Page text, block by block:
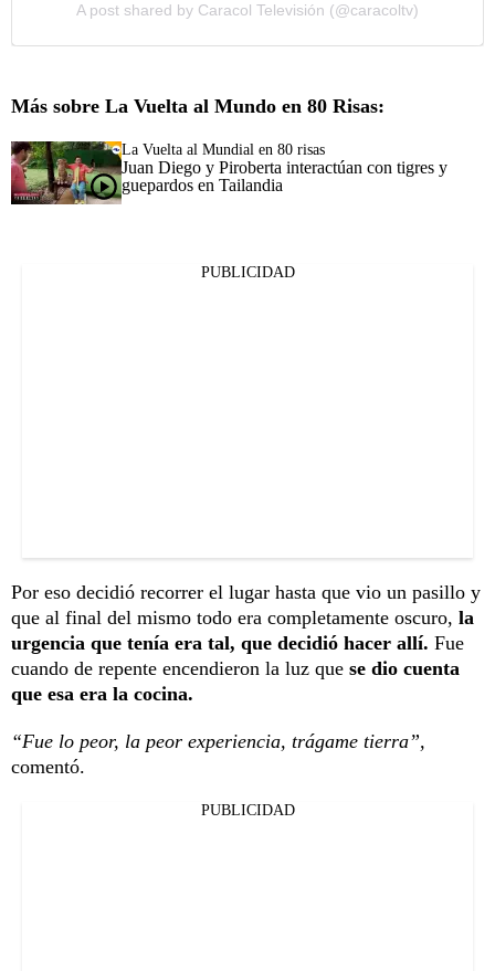
A post shared by Caracol Televisión (@caracoltv)
Más sobre La Vuelta al Mundo en 80 Risas:
La Vuelta al Mundial en 80 risas
Juan Diego y Piroberta interactúan con tigres y
guepardos en Tailandia
PUBLICIDAD
Por eso decidió recorrer el lugar hasta que vio un pasillo y
que al final del mismo todo era completamente oscuro, la
urgencia que tenía era tal, que decidió hacer allí. Fue
cuando de repente encendieron la luz que se dio cuenta
que esa era la cocina.
“Fue lo peor, la peor experiencia, trágame tierra”,
comentó.
PUBLICIDAD